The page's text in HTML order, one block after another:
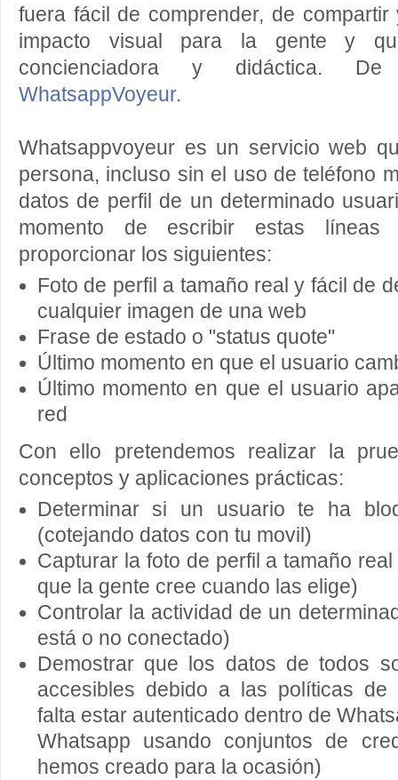
fuera fácil de comprender, de
impacto visual para la gente y
concienciadora y didáctica.
WhatsappVoyeur.
Whatsappvoyeur es un servicio web
persona, incluso sin el uso de teléfono
datos de perfil de un determinado
momento de escribir estas líneas
proporcionar los siguientes:
Foto de perfil a tamaño real y fácil de
cualquier imagen de una web
Frase de estado o "status quote"
Último momento en que el usuario
Último momento en que el usuario
red
Con ello pretendemos realizar la
conceptos y aplicaciones prácticas:
Determinar si un usuario te ha
(cotejando datos con tu movil)
Capturar la foto de perfil a tamaño
que la gente cree cuando las elige)
Controlar la actividad de un
está o no conectado)
Demostrar que los datos de todos
accesibles debido a las políticas de
falta estar autenticado dentro de
Whatsapp usando conjuntos de
hemos creado para la ocasión)